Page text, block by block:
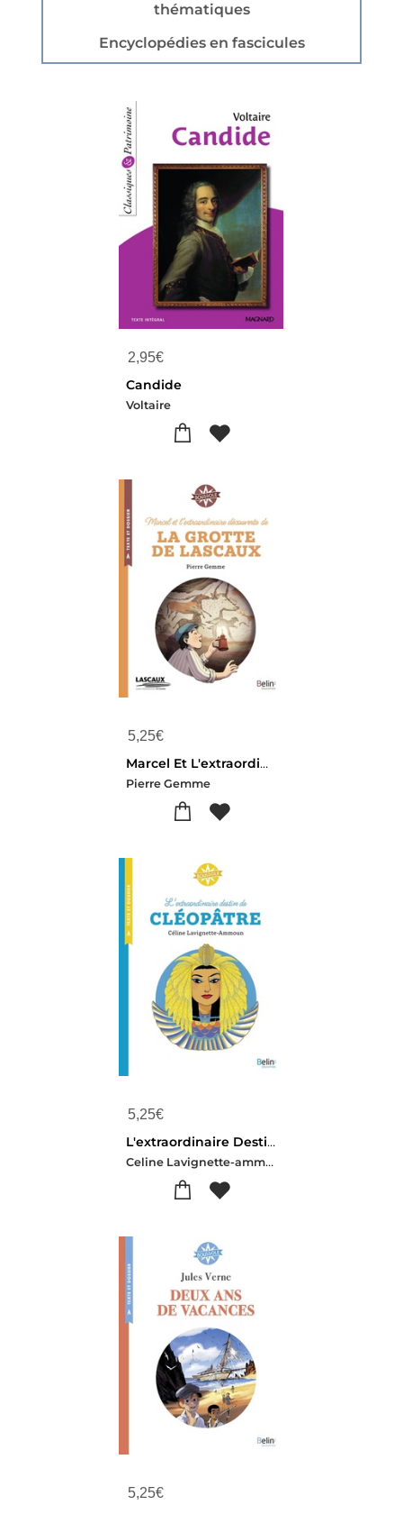
thématiques
Encyclopédies en fascicules
2,95€
Candide
Voltaire
5,25€
Marcel Et L'extraordinaire Decouverte De La Grotte De Lascaux
Pierre Gemme
5,25€
L'extraordinaire Destin De Cleopatre
Celine Lavignette-ammoun-Mayalen Goust
5,25€